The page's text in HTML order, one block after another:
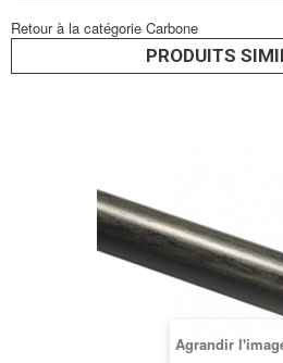
Retour à la catégorie Carbone
PRODUITS
Agrandir